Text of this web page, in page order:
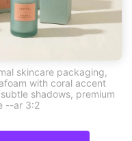
skincare packaging,
with coral accent
shadows, premium
--ar 3:2